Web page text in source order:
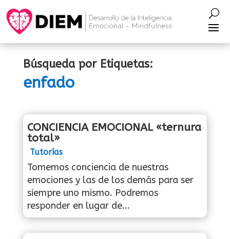
Búsqueda por Etiquetas:
enfado
CONCIENCIA EMOCIONAL «ternura
total»
Tutorías
Tomemos conciencia de nuestras
emociones y las de los demás para ser
siempre uno mismo. Podremos
responder en lugar de...